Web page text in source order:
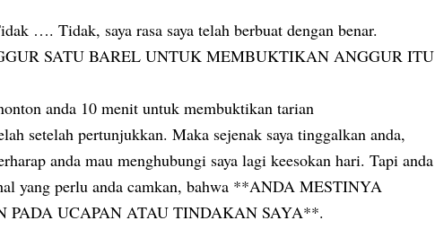
…. Tidak, saya rasa saya telah berbuat dengan benar.
SATU BAREL UNTUK MEMBUKTIKAN ANGGUR ITU
anda 10 menit untuk membuktikan tarian
setelah pertunjukkan. Maka sejenak saya tinggalkan anda,
anda mau menghubungi saya lagi keesokan hari. Tapi anda
yang perlu anda camkan, bahwa **ANDA MESTINYA
PADA UCAPAN ATAU TINDAKAN SAYA**.